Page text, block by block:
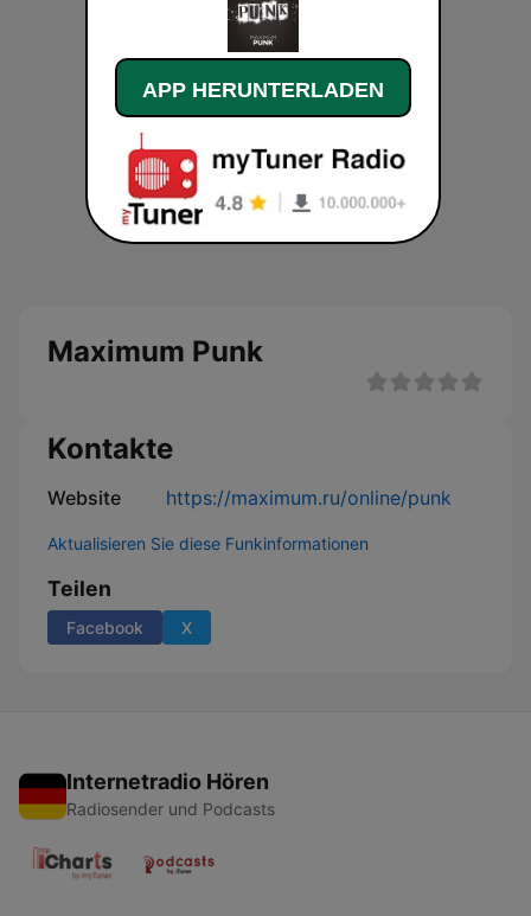
Maximum Punk
Kontakte
Website https://maximum.ru/online/punk
Aktualisieren Sie diese Funkinformationen
Teilen
Facebook X
Internetradio Hören
Radiosender und Podcasts
APP HERUNTERLADEN